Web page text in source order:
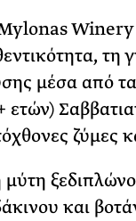
Winery
τη
μέσα από
ετών)
ζύμες
μύτη
και